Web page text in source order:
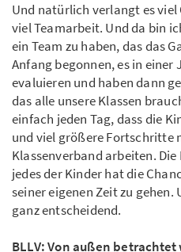
Und natürlich verlangt es
viel Teamarbeit. Und da bin
ein Team zu haben, das das
Anfang begonnen, es in einer
evaluieren und haben dann
das alle unsere Klassen
einfach jeden Tag, dass die
und viel größere Fortschritte
Klassenverband arbeiten.
jedes der Kinder hat die
seiner eigenen Zeit zu gehen.
ganz entscheidend.
BLLV: Von außen